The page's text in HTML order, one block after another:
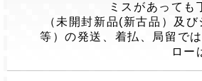
ミスがあっても
（未開封新品(新古品）及
等）の発送、着払、局留で
ロー